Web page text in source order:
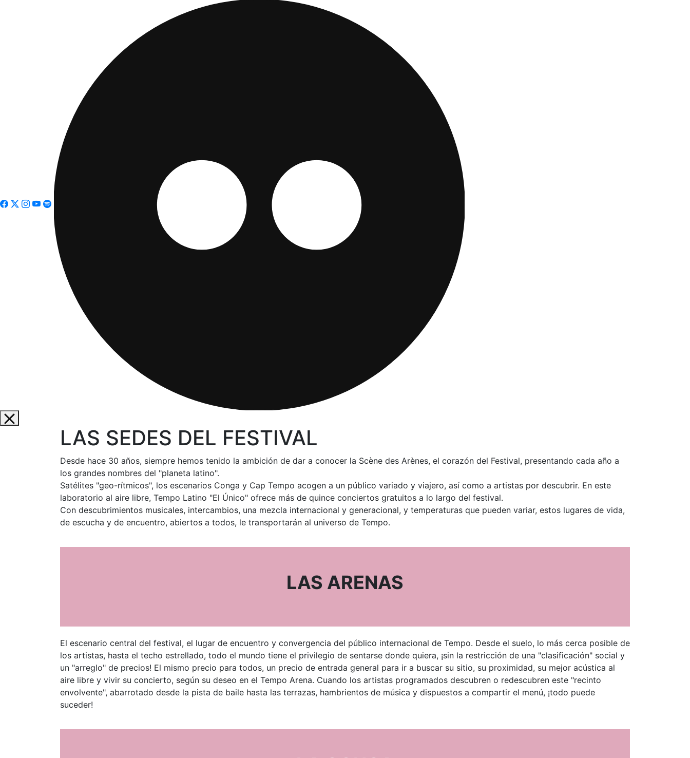
LAS SEDES DEL FESTIVAL
Desde hace 30 años, siempre hemos tenido la ambición de dar a conocer la Scène des Arènes, el corazón del Festival, presentando cada año a
los grandes nombres del "planeta latino".
Satélites "geo-rítmicos", los escenarios Conga y Cap Tempo acogen a un público variado y viajero, así como a artistas por descubrir. En este
laboratorio al aire libre, Tempo Latino "El Único" ofrece más de quince conciertos gratuitos a lo largo del festival.
Con descubrimientos musicales, intercambios, una mezcla internacional y generacional, y temperaturas que pueden variar, estos lugares de vida,
de escucha y de encuentro, abiertos a todos, le transportarán al universo de Tempo.
LAS ARENAS
El escenario central del festival, el lugar de encuentro y convergencia del público internacional de Tempo. Desde el suelo, lo más cerca posible de
los artistas, hasta el techo estrellado, todo el mundo tiene el privilegio de sentarse donde quiera, ¡sin la restricción de una "clasificación" social y
un "arreglo" de precios! El mismo precio para todos, un precio de entrada general para ir a buscar su sitio, su proximidad, su mejor acústica al
aire libre y vivir su concierto, según su deseo en el Tempo Arena. Cuando los artistas programados descubren o redescubren este "recinto
envolvente", abarrotado desde la pista de baile hasta las terrazas, hambrientos de música y dispuestos a compartir el menú, ¡todo puede
suceder!